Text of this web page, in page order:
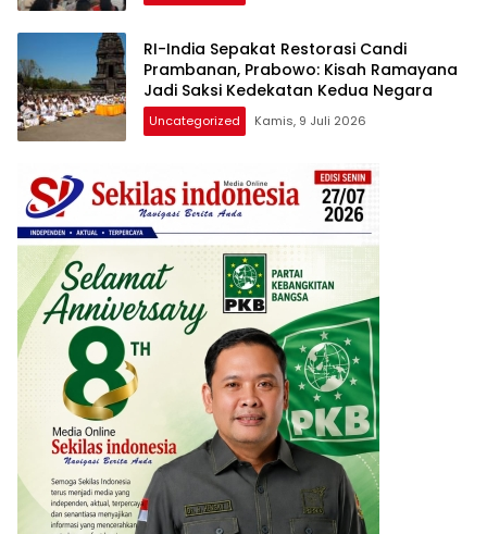
RI-India Sepakat Restorasi Candi
Prambanan, Prabowo: Kisah Ramayana
Jadi Saksi Kedekatan Kedua Negara
Uncategorized Kamis, 9 Juli 2026